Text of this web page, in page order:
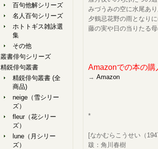
百句他解シリーズ
名人百句シリーズ
ホトトギス雑詠選
集
その他
叢書俳句シリーズ
精鋭俳句叢書
精鋭俳句叢書 (全
商品)
neige（雪シリー
ズ）
fleur（花シリー
ズ）
lune（月シリー
ズ）
みづうみの空に水尾あ
夕鶴忌花野の雨となりに
藤の実や日の当りたる
Amazonでの本の購
→ Amazon
*
[なかむらこうせい（
跋：角川春樹